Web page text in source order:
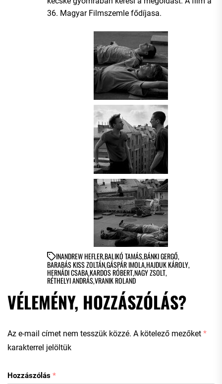
36. Magyar Filmszemle fődíjasa.
INANDREW HEFLER,BALIKÓ TAMÁS,BÁNKI GERGŐ,
BARABÁS KISS ZOLTÁN,GÁSPÁR IMOLA,HAJDUK KÁROLY,
HERNÁDI CSABA,KARDOS RÓBERT,NAGY ZSOLT,
RÉTHELYI ANDRÁS,VRANIK ROLAND
VÉLEMÉNY, HOZZÁSZÓLÁS?
Az e-mail címet nem tesszük közzé. A kötelező mezőket *
karakterrel jelöltük
Hozzászólás *